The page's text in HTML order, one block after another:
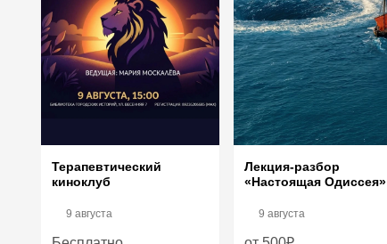
Терапевтический
киноклуб
9 августа
Лекция-разбор
«Настоящая Одиссея»
9 августа